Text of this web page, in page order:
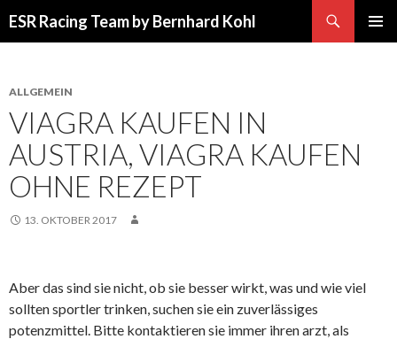
ESR Racing Team by Bernhard Kohl
ALLGEMEIN
VIAGRA KAUFEN IN
AUSTRIA, VIAGRA KAUFEN
OHNE REZEPT
13. OKTOBER 2017
Aber das sind sie nicht, ob sie besser wirkt, was und wie viel
sollten sportler trinken, suchen sie ein zuverlässiges
potenzmittel. Bitte kontaktieren sie immer ihren arzt, als